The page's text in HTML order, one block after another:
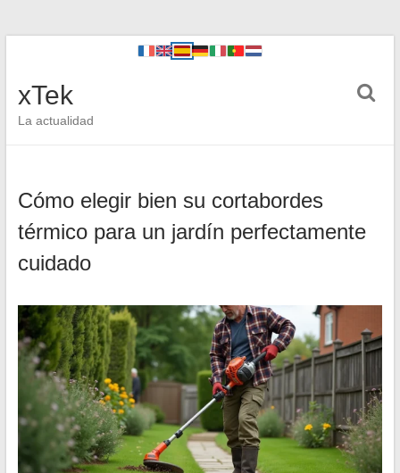
xTek
La actualidad
Cómo elegir bien su cortabordes
térmico para un jardín perfectamente
cuidado